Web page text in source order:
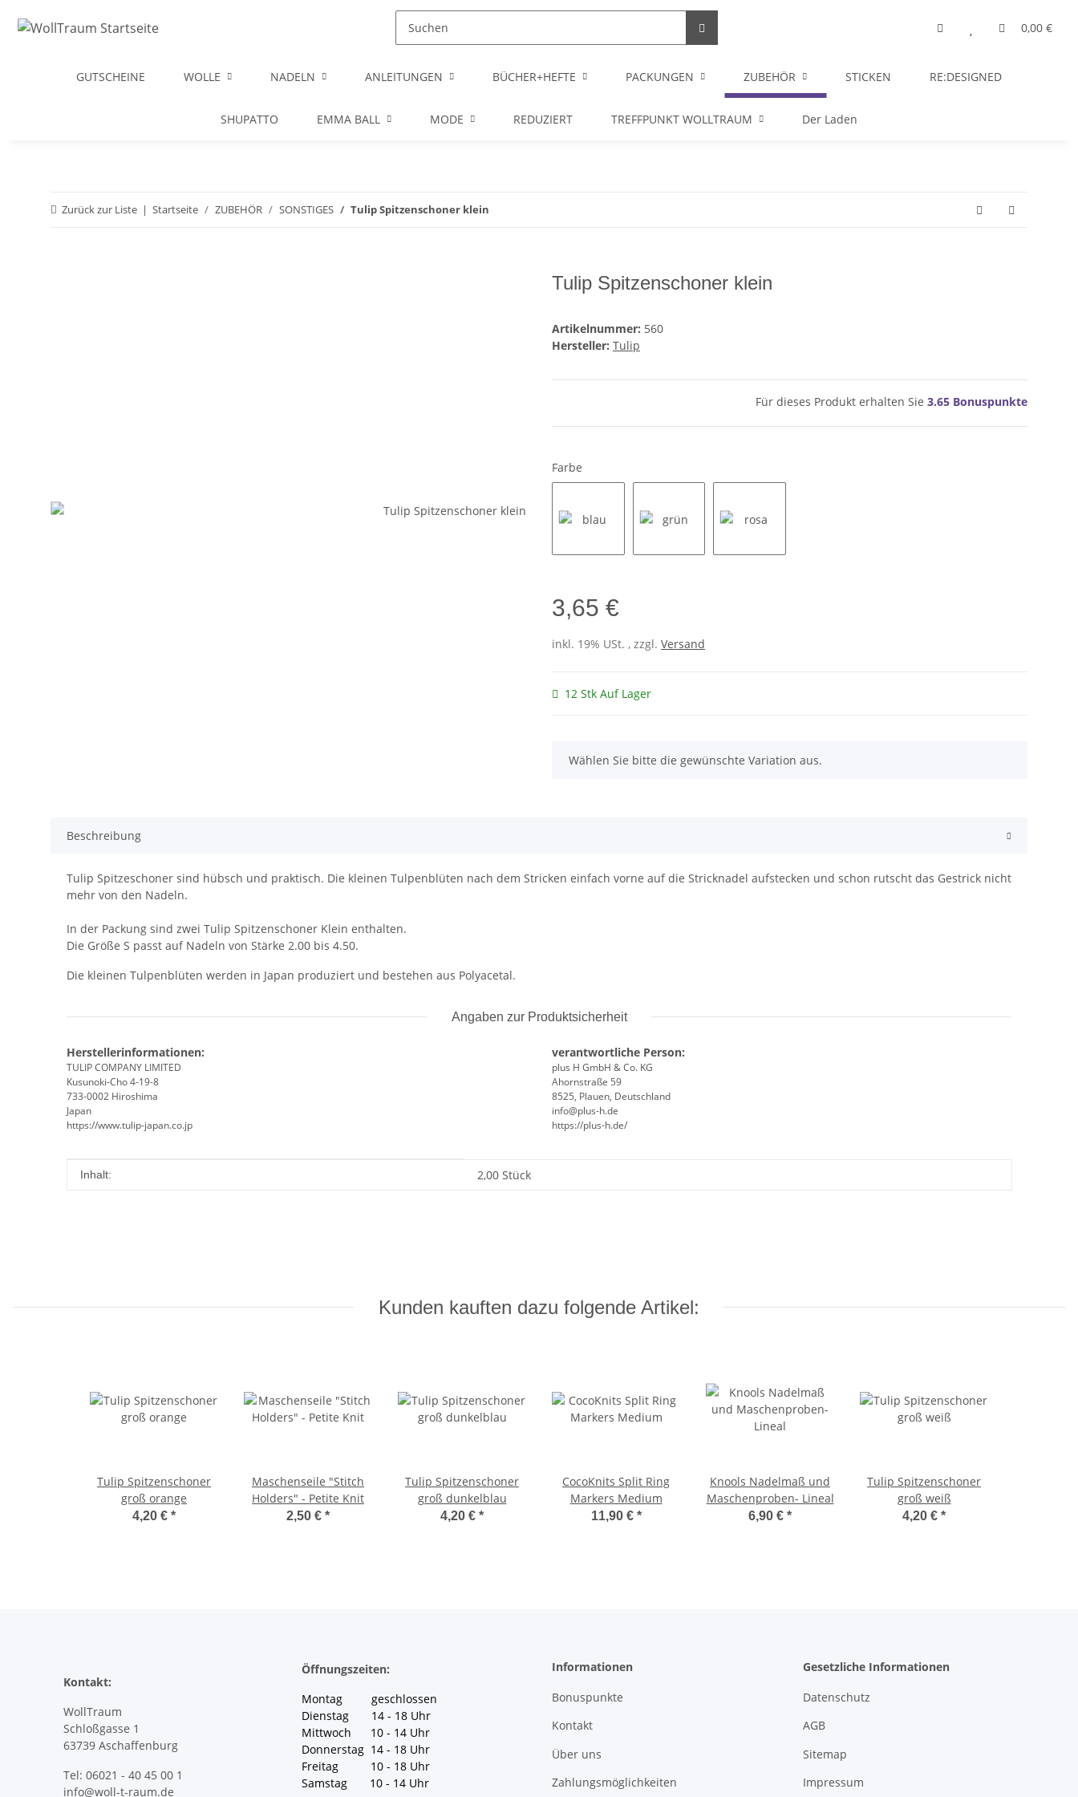
0,00 €
GUTSCHEINE WOLLE NADELN ANLEITUNGEN BÜCHER+HEFTE PACKUNGEN ZUBEHÖR STICKEN RE:DESIGNED
SHUPATTO EMMA BALL MODE REDUZIERT TREFFPUNKT WOLLTRAUM Der Laden
Zurück zur Liste Startseite ZUBEHÖR SONSTIGES Tulip Spitzenschoner klein
Tulip Spitzenschoner klein
Artikelnummer: 560
Hersteller: Tulip
Für dieses Produkt erhalten Sie 3.65 Bonuspunkte
Farbe
3,65 €
inkl. 19% USt. , zzgl. Versand
12 Stk Auf Lager
x
Wählen Sie bitte die gewünschte Variation aus.
Beschreibung
Tulip Spitzeschoner sind hübsch und praktisch. Die kleinen Tulpenblüten nach dem Stricken einfach vorne auf die Stricknadel aufstecken und schon rutscht das Gestrick nicht
mehr von den Nadeln.
In der Packung sind zwei Tulip Spitzenschoner Klein enthalten.
Die Größe S passt auf Nadeln von Stärke 2.00 bis 4.50.
Die kleinen Tulpenblüten werden in Japan produziert und bestehen aus Polyacetal.
Angaben zur Produktsicherheit
Herstellerinformationen:
TULIP COMPANY LIMITED
Kusunoki-Cho 4-19-8
733-0002 Hiroshima
Japan
https://www.tulip-japan.co.jp
verantwortliche Person:
plus H GmbH & Co. KG
Ahornstraße 59
8525, Plauen, Deutschland
info@plus-h.de
https://plus-h.de/
Produkteigenschaft
Wert
Inhalt: 2,00 Stück
Kunden kauften dazu folgende Artikel:
Tulip Spitzenschoner
groß orange
4,20 € *
Maschenseile "Stitch
Holders" - Petite Knit
2,50 € *
Tulip Spitzenschoner
groß dunkelblau
4,20 € *
CocoKnits Split Ring
Markers Medium
11,90 € *
Knools Nadelmaß und
Maschenproben- Lineal
6,90 € *
Tulip Spitzenschoner
groß weiß
4,20 € *
Kontakt:
WollTraum
Schloßgasse 1
63739 Aschaffenburg
Tel: 06021 - 40 45 00 1
info@woll-t-raum.de
Öffnungszeiten:
Montag geschlossen
Dienstag 14 - 18 Uhr
Mittwoch 10 - 14 Uhr
Donnerstag 14 - 18 Uhr
Freitag 10 - 18 Uhr
Samstag 10 - 14 Uhr
Informationen
Bonuspunkte
Kontakt
Über uns
Zahlungsmöglichkeiten
Gesetzliche Informationen
Datenschutz
AGB
Sitemap
Impressum